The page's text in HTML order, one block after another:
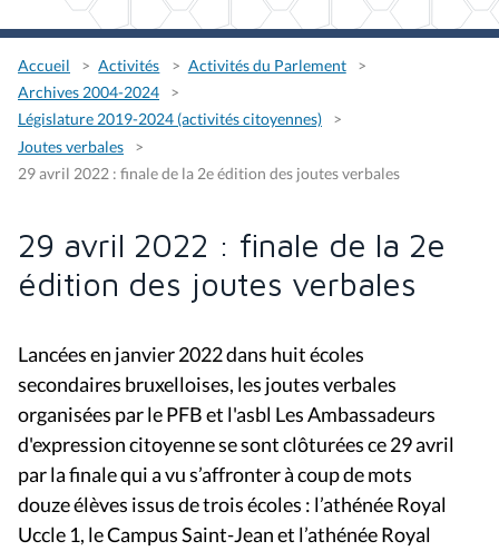
Accueil Activités
Activités du Parlement
Archives 2004-2024
Législature 2019-2024 (activités citoyennes)
Joutes verbales
29 avril 2022 : finale de la 2e édition des joutes verbales
29 avril 2022 : finale de la 2e
édition des joutes verbales
Lancées en janvier 2022 dans huit écoles
secondaires bruxelloises, les joutes verbales
organisées par le PFB et l'asbl Les Ambassadeurs
d'expression citoyenne se sont clôturées ce 29 avril
par la finale qui a vu s’affronter à coup de mots
douze élèves issus de trois écoles : l’athénée Royal
Uccle 1, le Campus Saint-Jean et l’athénée Royal